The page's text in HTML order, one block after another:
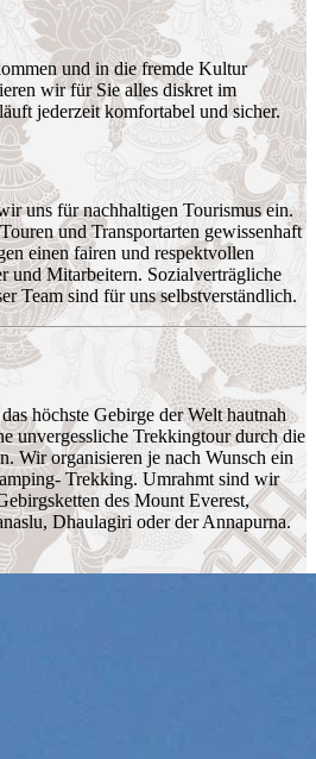
und in die fremde Kultur
wir für Sie alles diskret im
jederzeit komfortabel und sicher.
uns für nachhaltigen Tourismus ein.
und Transportarten gewissenhaft
einen fairen und respektvollen
und Mitarbeitern. Sozialverträgliche
Team sind für uns selbstverständlich.
höchste Gebirge der Welt hautnah
unvergessliche Trekkingtour durch die
Wir organisieren je nach Wunsch ein
Trekking. Umrahmt sind wir
des Mount Everest,
Dhaulagiri oder der Annapurna.